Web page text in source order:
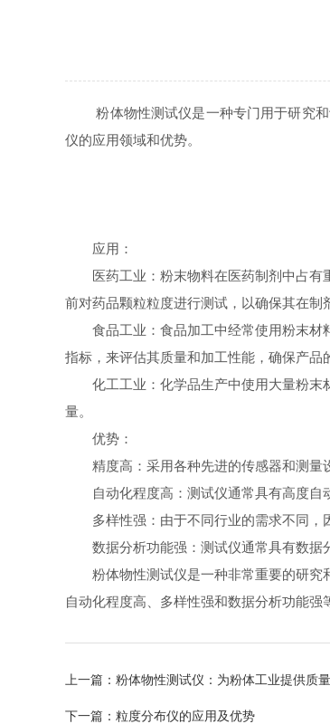
粉体物性测试仪是一种专门用于研究和
仪的应用领域和优势。
应用：
医药工业：粉末物料在医药制剂中占有重
前对药品颗粒粒度进行测试，以确保其在制
食品工业：食品加工中经常使用粉末材料
指标，来评估其质量和加工性能，确保产品
化工工业：化学品生产中使用大量粉末材
量。
优势：
精度高：采用各种先进的传感器和测量
自动化程度高：测试仪通常具有高度自动
多样性强：由于不同行业的需求不同，因
数据分析功能强：测试仪通常具有数据分
粉体物性测试仪是一种非常重要的研究和
自动化程度高、多样性强和数据分析功能强
上一篇： 粉体物性测试仪：为粉体工业提供质
下一篇： 粒度分布仪的应用及优势